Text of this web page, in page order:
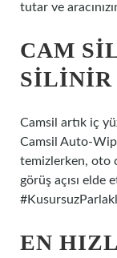
tutar ve
CAM
SILINIR
Camsil artık iç
Camsil Auto-
temizlerken, oto
görüş açısı elde
EN